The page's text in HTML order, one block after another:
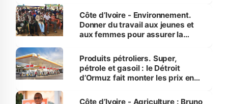
Côte d’Ivoire - Environnement.
Donner du travail aux jeunes et
aux femmes pour assurer la
menacées
Produits pétroliers. Super,
pétrole et gasoil : le Détroit
d’Ormuz fait monter les prix en
Côte d’Ivoire - Agriculture : Bruno